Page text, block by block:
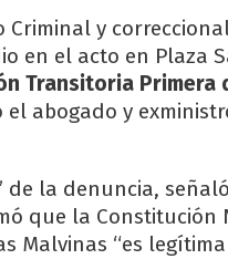
y
en el acto en Plaza
Transitoria Primera
abogado y
de la denuncia,
que la Constitución
Malvinas “es legítima